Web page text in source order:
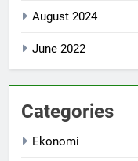
August 2024
June 2022
Categories
Ekonomi